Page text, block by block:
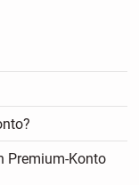
Premium-Konto